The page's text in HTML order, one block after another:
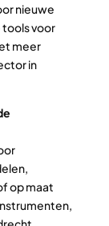
nieuwe
voor
meer
in
op maat